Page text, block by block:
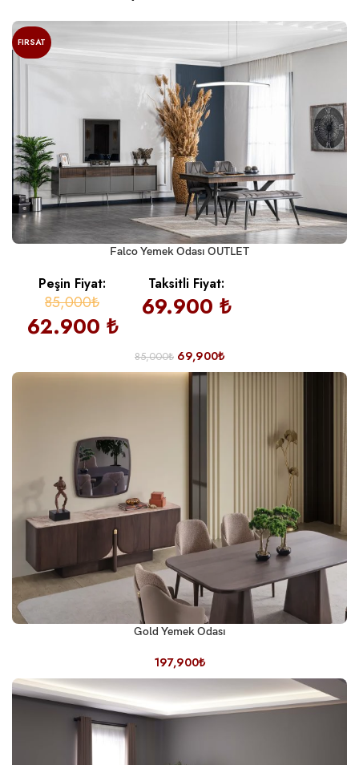
FIRSAT
Falco Yemek Odası OUTLET
Peşin Fiyat:
85,000₺
62.900 ₺
Taksitli Fiyat:
69.900 ₺
85,000₺ 69,900₺
Gold Yemek Odası
197,900₺